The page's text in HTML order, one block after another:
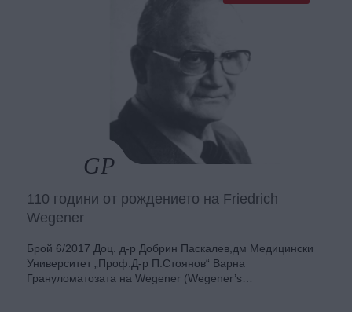
110 години от рождението на Friedrich
Wegener
Брой 6/2017 Доц. д-р Добрин Паскалев,дм Медицински
Университет „Проф.Д-р П.Стоянов“ Варна
Грануломатозата на Wegener (Wegener’s…